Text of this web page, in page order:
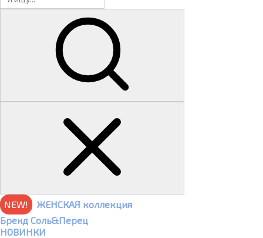
NEW!
ЖЕНСКАЯ коллекция
Бренд Соль&Перец
НОВИНКИ